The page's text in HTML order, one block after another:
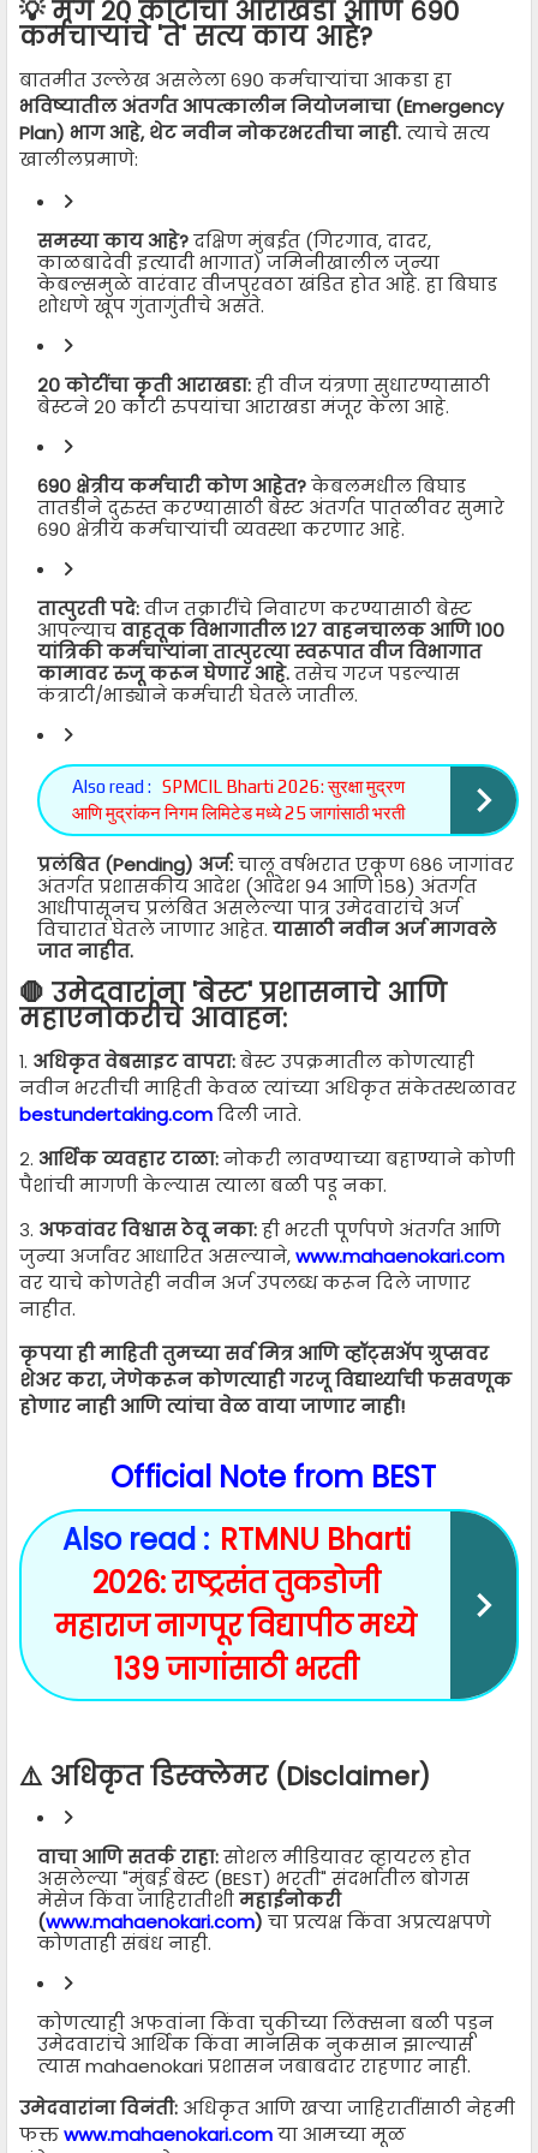
💡 मग २० कोटींचा आराखडा आणि ६९०
कर्मचाऱ्यांचे 'ते' सत्य काय आहे?
बातमीत उल्लेख असलेला ६९० कर्मचाऱ्यांचा आकडा हा
भविष्यातील अंतर्गत आपत्कालीन नियोजनाचा (Emergency
Plan) भाग आहे, थेट नवीन नोकरभरतीचा नाही.त्याचे सत्य
खालीलप्रमाणे:
समस्या काय आहे?दक्षिण मुंबईत (गिरगाव, दादर,
काळबादेवी इत्यादी भागात) जमिनीखालील जुन्या
केबल्समुळे वारंवार वीजपुरवठा खंडित होत आहे. हा बिघाड
शोधणे खूप गुंतागुंतीचे असते.
२० कोटींचा कृती आराखडा:ही वीज यंत्रणा सुधारण्यासाठी
बेस्टने २० कोटी रुपयांचा आराखडा मंजूर केला आहे.
६९० क्षेत्रीय कर्मचारी कोण आहेत?केबलमधील बिघाड
तातडीने दुरुस्त करण्यासाठी बेस्ट अंतर्गत पातळीवर सुमारे
६९० क्षेत्रीय कर्मचाऱ्यांची व्यवस्था करणार आहे.
तात्पुरती पदे:वीज तक्रारींचे निवारण करण्यासाठी बेस्ट
आपल्याचवाहतूक विभागातील १२७ वाहनचालक आणि १००
यांत्रिकी कर्मचाऱ्यांना तात्पुरत्या स्वरूपात वीज विभागात
कामावर रुजू करून घेणार आहे.तसेच गरज पडल्यास
कंत्राटी/भाड्याने कर्मचारी घेतले जातील.
Also read : SPMCIL Bharti 2026: सुरक्षा मुद्रण
आणि मुद्रांकन निगम लिमिटेड मध्ये 25 जागांसाठी भरती
प्रलंबित (Pending) अर्ज:चालू वर्षभरात एकूण ६८६ जागांवर
अंतर्गत प्रशासकीय आदेश (आदेश ९४ आणि १५८) अंतर्गत
आधीपासूनच प्रलंबित असलेल्या पात्र उमेदवारांचे अर्ज
विचारात घेतले जाणार आहेत. यासाठी नवीन अर्ज मागवले
जात नाहीत.
🛑 उमेदवारांना 'बेस्ट' प्रशासनाचे आणि
महाएनोकरीचे आवाहन:
१. अधिकृत वेबसाइट वापरा:बेस्ट उपक्रमातील कोणत्याही
नवीन भरतीची माहिती केवळ त्यांच्या अधिकृत संकेतस्थळावर
bestundertaking.comदिली जाते.
२. आर्थिक व्यवहार टाळा:नोकरी लावण्याच्या बहाण्याने कोणी
पैशांची मागणी केल्यास त्याला बळी पडू नका.
३. अफवांवर विश्वास ठेवू नका:ही भरती पूर्णपणे अंतर्गत आणि
जुन्या अर्जांवर आधारित असल्याने,www.mahaenokari.com
वर याचे कोणतेही नवीन अर्ज उपलब्ध करून दिले जाणार
नाहीत.
कृपया ही माहिती तुमच्या सर्व मित्र आणि व्हॉट्सॲप ग्रुप्सवर
शेअर करा, जेणेकरून कोणत्याही गरजू विद्यार्थ्याची फसवणूक
होणार नाही आणि त्यांचा वेळ वाया जाणार नाही!
OfficialNote from BEST
Also read : RTMNU Bharti
2026: राष्ट्रसंत तुकडोजी
महाराज नागपूर विद्यापीठ मध्ये
139 जागांसाठी भरती
⚠️ अधिकृत डिस्क्लेमर (Disclaimer)
वाचा आणि सतर्क राहा:सोशल मीडियावर व्हायरल होत
असलेल्या "मुंबई बेस्ट (BEST) भरती" संदर्भातील बोगस
मेसेज किंवा जाहिरातीशीमहाईनोकरी
(www.mahaenokari.com) चा प्रत्यक्ष किंवा अप्रत्यक्षपणे
कोणताही संबंध नाही.
कोणत्याही अफवांना किंवा चुकीच्या लिंक्सना बळी पडून
उमेदवारांचे आर्थिक किंवा मानसिक नुकसान झाल्यास
त्यास mahaenokari प्रशासन जबाबदार राहणार नाही.
उमेदवारांना विनंती: अधिकृत आणि खऱ्या जाहिरातींसाठी नेहमी
फक्तwww.mahaenokari.comया आमच्या मूळ